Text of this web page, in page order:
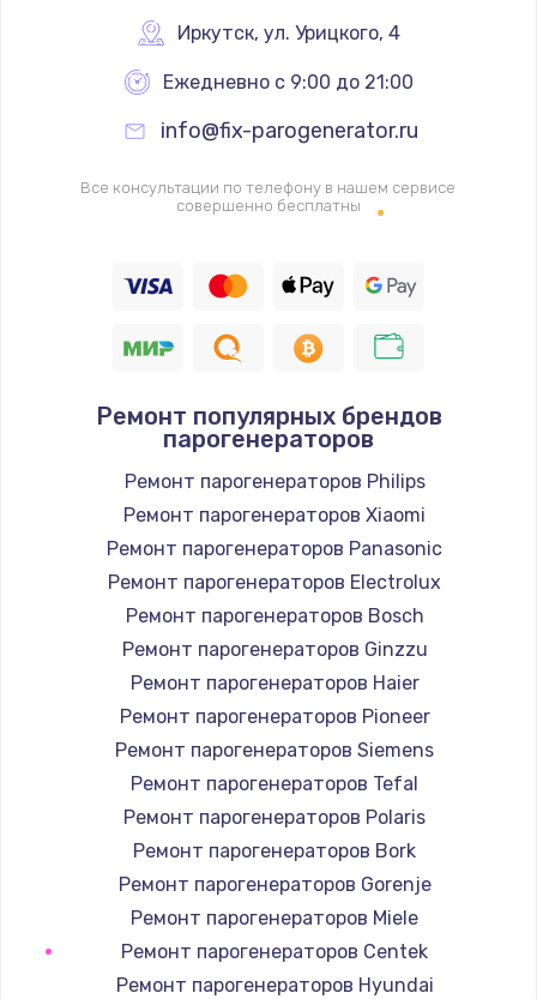
Замена реле
700 руб.
Замена ТЭНа
2500 руб.
Замена шнура
Заказать
Замена / ремонт электронного модуля
управления
600 руб.
Заказать
Замена конфорки
1100 руб.
Заказать
Замена платы сенсора
900 руб.
Заказать
Замена регулятора режимов конфорки
Иркутск, ул. Урицкого, 4
Ежедневно с 9:00 до 21:00
info@fix-parogenerator.ru
Все консультации по телефону в нашем сервисе
совершенно бесплатны
Ремонт популярных брендов
парогенераторов
Ремонт парогенераторов Philips
Ремонт парогенераторов Xiaomi
Ремонт парогенераторов Panasonic
Ремонт парогенераторов Electrolux
Ремонт парогенераторов Bosch
Ремонт парогенераторов Ginzzu
Ремонт парогенераторов Haier
Ремонт парогенераторов Pioneer
Ремонт парогенераторов Siemens
Ремонт парогенераторов Tefal
Ремонт парогенераторов Polaris
Ремонт парогенераторов Bork
Ремонт парогенераторов Gorenje
Ремонт парогенераторов Miele
Ремонт парогенераторов Centek
Ремонт парогенераторов Hyundai